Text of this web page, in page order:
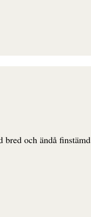
och ändå finstämd